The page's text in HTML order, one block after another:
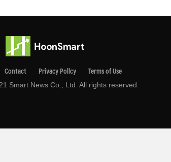
Contact Privacy Pollcy Terms of Use
Smart News Co., Ltd. All rights reserved.